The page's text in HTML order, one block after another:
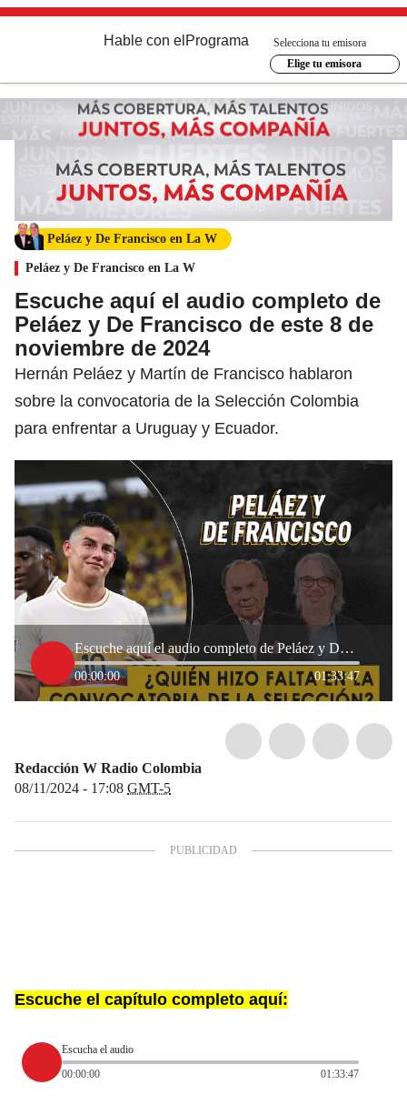
Hable con el Programa
Selecciona tu emisora
Elige tu emisora
Peláez y De Francisco en La W
Peláez y De Francisco en La W
Escuche aquí el audio completo de
Peláez y De Francisco de este 8 de
noviembre de 2024
Hernán Peláez y Martín de Francisco hablaron
sobre la convocatoria de la Selección Colombia
para enfrentar a Uruguay y Ecuador.
Escuche aquí el audio completo de Peláez y De Francisco de este 8 de noviembre de 2024
00:00:00 01:33:47
Redacción W Radio Colombia
08/11/2024 - 17:08 GMT-5
Escuche el capítulo completo aquí:
Escucha el audio
00:00:00
01:33:47